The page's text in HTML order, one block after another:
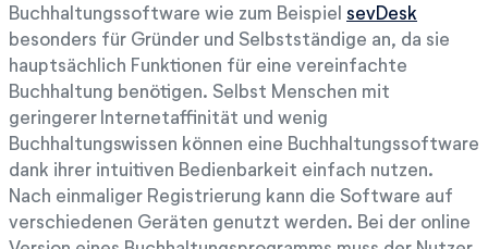
Buchhaltungssoftware wie zum Beispiel sevDesk
besonders für Gründer und Selbstständige an, da sie
hauptsächlich Funktionen für eine vereinfachte
Buchhaltung benötigen. Selbst Menschen mit
geringerer Internetaffinität und wenig
Buchhaltungswissen können eine Buchhaltungssoftware
dank ihrer intuitiven Bedienbarkeit einfach nutzen.
Nach einmaliger Registrierung kann die Software auf
verschiedenen Geräten genutzt werden. Bei der online